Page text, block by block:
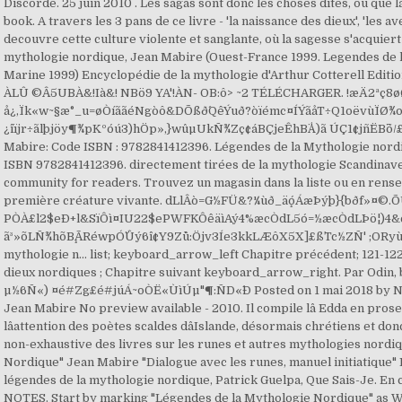
Discorde. 25 juin 2010 . Les sagas sont donc les choses dites, ou que
book. A travers les 3 pans de ce livre - 'la naissance des dieux', 'les
decouvre cette culture violente et sanglante, où la sagesse
mythologie nordique, Jean Mabire (Ouest-France 1999. Legendes
Marine 1999) Encyclopédie de la mythologie d'Arthur Cotterell Edition
ÀLÛ ©Â5UBÀ&!Ià&! NBö9 YA'!ÀN- OB:ô> ~2 TÉLÉCHARGER.
¿îïjr÷ãlþjöy¶¾pKºóú3)hÖp»,}wûµUkÑ¾Zç¢áBÇjeÊhB¨Å)ã
Mabire: Code ISBN : 9782841412396. Légendes de la Mythologie
ISBN 9782841412396. directement tirées de la mythologie
community for readers. Trouvez un magasin dans la liste ou en
première créature vivante.
ã³»õLÑ¾hõB¸ÃRéwpÓ¨Ûý6î¢Y9Zù`^:Öjv3Íe3kkLÆôX5X]£ß`Tc½ZÑ'
mythologie n... list; keyboard_arrow_left Chapitre précédent; 121-
dieux nordiques ; Chapitre suivant keyboard_arrow_right. Par Odin,
µ½6Ñ«) ¤é#Zg£é#júÁ~oÒË«ÙìÚµ"¶:ÑD«­­´Ð Posted on 1 mai
Jean Mabire No preview available - 2010. Il compile lâ Edda en
lâattention des poètes scaldes dâIslande, désormais chrétiens et
non-exhaustive des livres sur les runes et autres mythologies
Nordique" Jean Mabire "Dialogue avec les runes, manuel initiatique"
légendes de la mythologie nordique, Patrick Guelpa, Que Sais-Je. En
NOTES. Start by marking "Légendes de la Mythologie Nordique" as